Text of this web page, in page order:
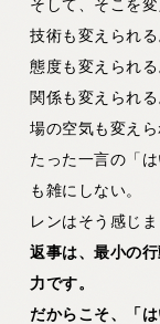
そして、そこを変
技術も変えられる
態度も変えられる
関係も変えられる
場の空気も変えら
たった一言の「
も雑にしない。
レンはそう感じま
返事は、最小の
力です。
だからこそ、「